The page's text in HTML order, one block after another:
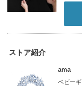
ストア紹介
ama
ベビー